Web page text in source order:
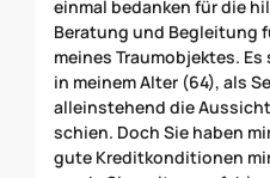
einmal bedanken für die
Beratung und Begleitung
meines Traumobjektes.
in meinem Alter (64), als
alleinstehend die
schien. Doch Sie haben
gute Kreditkonditionen